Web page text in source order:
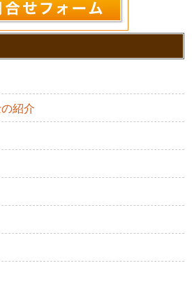
紹介